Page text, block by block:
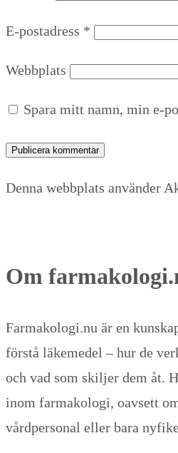
E-postadress *
Webbplats
Spara mitt namn, min e-
Denna webbplats använder
Om
Farmakologi.nu är en
förstå läkemedel – hur de
och vad som skiljer dem åt.
inom farmakologi, oavsett
vårdpersonal eller bara